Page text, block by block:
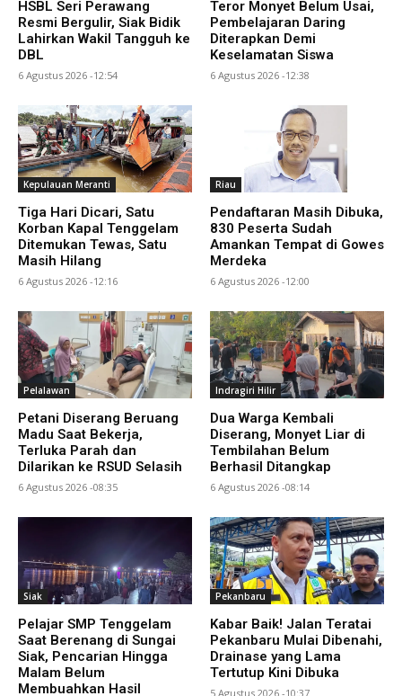
HSBL Seri Perawang
Resmi Bergulir, Siak Bidik
Lahirkan Wakil Tangguh ke
DBL
6 Agustus 2026 -12:54
Teror Monyet Belum Usai,
Pembelajaran Daring
Diterapkan Demi
Keselamatan Siswa
6 Agustus 2026 -12:38
Kepulauan Meranti
Tiga Hari Dicari, Satu
Korban Kapal Tenggelam
Ditemukan Tewas, Satu
Masih Hilang
6 Agustus 2026 -12:16
Riau
Pendaftaran Masih Dibuka,
830 Peserta Sudah
Amankan Tempat di Gowes
Merdeka
6 Agustus 2026 -12:00
Pelalawan
Petani Diserang Beruang
Madu Saat Bekerja,
Terluka Parah dan
Dilarikan ke RSUD Selasih
6 Agustus 2026 -08:35
Indragiri Hilir
Dua Warga Kembali
Diserang, Monyet Liar di
Tembilahan Belum
Berhasil Ditangkap
6 Agustus 2026 -08:14
Siak
Pelajar SMP Tenggelam
Saat Berenang di Sungai
Siak, Pencarian Hingga
Malam Belum
Membuahkan Hasil
Pekanbaru
Kabar Baik! Jalan Teratai
Pekanbaru Mulai Dibenahi,
Drainase yang Lama
Tertutup Kini Dibuka
5 Agustus 2026 -10:37